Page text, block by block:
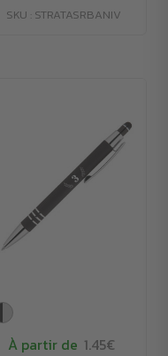
SKU : STRATASRBANIV
À partir de 1.45€